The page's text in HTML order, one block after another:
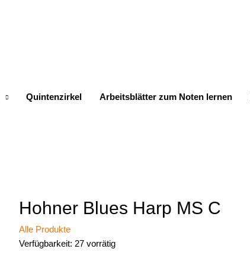
Quintenzirkel Arbeitsblätter zum Noten lernen
Hohner Blues Harp MS C
Alle Produkte
Verfügbarkeit: 27 vorrätig